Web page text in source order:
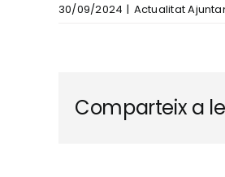
30/09/2024 | Actualitat
Comparteix a